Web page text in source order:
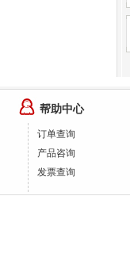
帮助中心
订单查询
产品咨询
发票查询